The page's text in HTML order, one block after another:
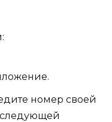
номер своей
следующей